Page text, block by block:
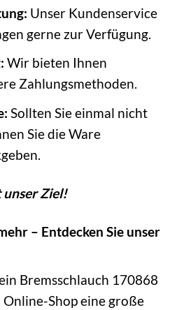
Unser Kundenservice
gerne zur Verfügung.
Wir bieten Ihnen
Zahlungsmethoden.
Sollten Sie einmal nicht
Sie die Ware
Ziel!
– Entdecken Sie unser
Bremsschlauch 170868
Shop eine große